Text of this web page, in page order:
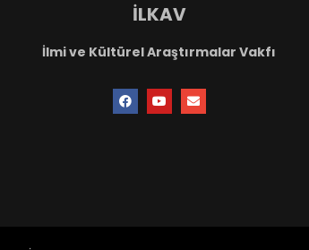
İLKAV
İlmi ve Kültürel Araştırmalar Vakfı